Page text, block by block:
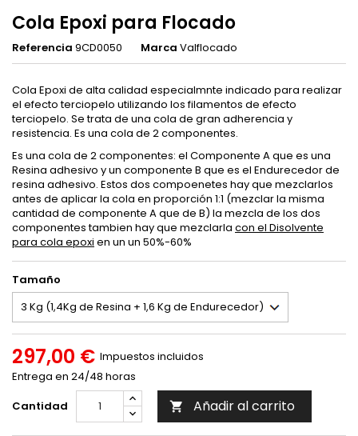
Cola Epoxi para Flocado
Referencia 9CD0050 Marca Valflocado
Cola Epoxi de alta calidad especialmnte indicado para realizar
el efecto terciopelo utilizando los filamentos de efecto
terciopelo. Se trata de una cola de gran adherencia y
resistencia. Es una cola de 2 componentes.
Es una cola de 2 componentes: el Componente A que es una
Resina adhesivo y un componente B que es el Endurecedor de
resina adhesivo. Estos dos compoenetes hay que mezclarlos
antes de aplicar la cola en proporción 1:1 (mezclar la misma
cantidad de componente A que de B) la mezcla de los dos
componentes tambien hay que mezclarla con el Disolvente
para cola epoxi en un un 50%-60%
Tamaño
297,00 € Impuestos incluidos
Entrega en 24/48 horas
Cantidad
 Añadir al carrito